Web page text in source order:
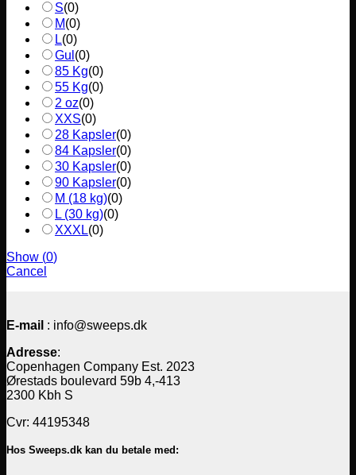
S(0)
M(0)
L(0)
Gul (0)
85 Kg(0)
55 Kg(0)
2 oz(0)
XXS(0)
28 Kapsler(0)
84 Kapsler(0)
30 Kapsler(0)
90 Kapsler(0)
M (18 kg)(0)
L (30 kg)(0)
XXXL(0)
Show (0)
Cancel
E-mail : info@sweeps.dk
Adresse:
Copenhagen Company Est. 2023
Ørestads boulevard 59b 4,-413
2300 Kbh S
Cvr: 44195348
Hos Sweeps.dk kan du betale med: